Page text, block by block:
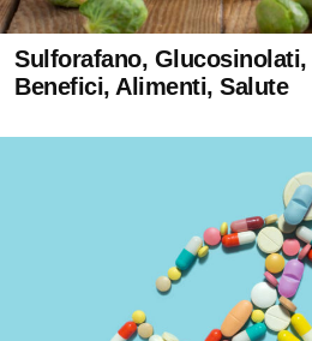
Sulforafano,
Benefici, Alimenti, Salute